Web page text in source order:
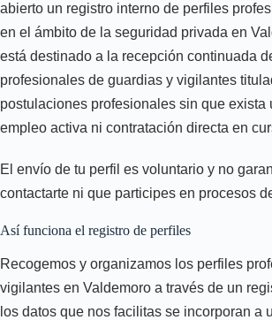
abierto un registro interno de perfiles
en el ámbito de la seguridad privada en
está destinado a la recepción continuada
profesionales de guardias y vigilantes
postulaciones profesionales sin que exista
empleo activa ni contratación directa en
El envío de tu perfil es voluntario y no
contactarte ni que participes en procesos
Así funciona el registro de perfiles
Recogemos y organizamos los perfiles
vigilantes en Valdemoro a través de un
los datos que nos facilitas se incorporan a